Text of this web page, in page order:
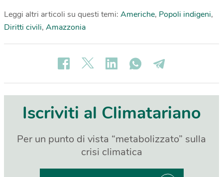
Leggi altri articoli su questi temi: Americhe, Popoli indigeni,
Diritti civili, Amazzonia
Iscriviti al Climatariano
Per un punto di vista “metabolizzato” sulla
crisi climatica